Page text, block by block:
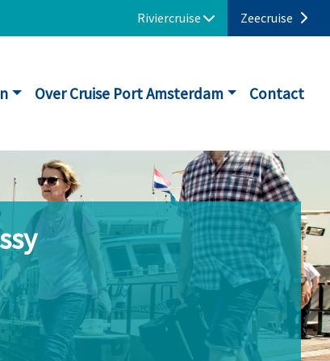
Riviercruise Zeecruise
Over Cruise Port Amsterdam Contact